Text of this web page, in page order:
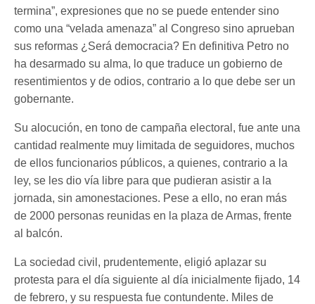
termina”, expresiones que no se puede entender sino
como una “velada amenaza” al Congreso sino aprueban
sus reformas ¿Será democracia? En definitiva Petro no
ha desarmado su alma, lo que traduce un gobierno de
resentimientos y de odios, contrario a lo que debe ser un
gobernante.
Su alocución, en tono de campaña electoral, fue ante una
cantidad realmente muy limitada de seguidores, muchos
de ellos funcionarios públicos, a quienes, contrario a la
ley, se les dio vía libre para que pudieran asistir a la
jornada, sin amonestaciones. Pese a ello, no eran más
de 2000 personas reunidas en la plaza de Armas, frente
al balcón.
La sociedad civil, prudentemente, eligió aplazar su
protesta para el día siguiente al día inicialmente fijado, 14
de febrero, y su respuesta fue contundente. Miles de